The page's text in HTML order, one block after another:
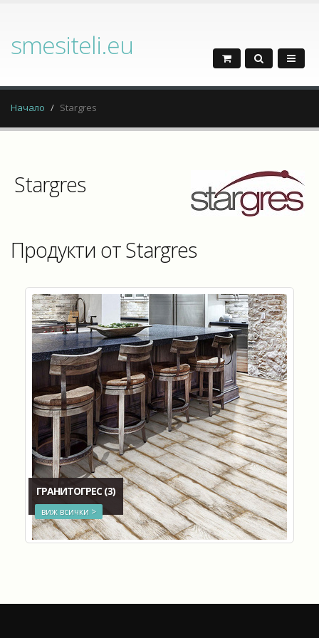
smesiteli.eu
Начало Stargres
Stargres
Продукти от Stargres
ГРАНИТОГРЕС(3)
виж всички >